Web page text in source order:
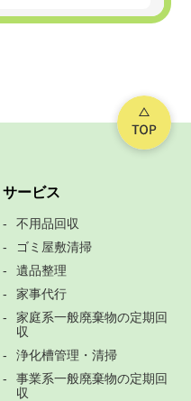
サービス
不用品回収
ゴミ屋敷清掃
遺品整理
家事代行
家庭系一般廃棄物の定期回
収
浄化槽管理・清掃
事業系一般廃棄物の定期回
収